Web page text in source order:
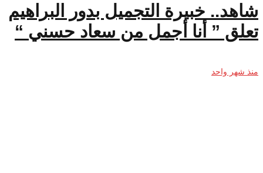
شاهد.. خبيرة التجميل بدور البراهيم
تعلق ” أنا أجمل من سعاد حسني “
منذ شهر واحد